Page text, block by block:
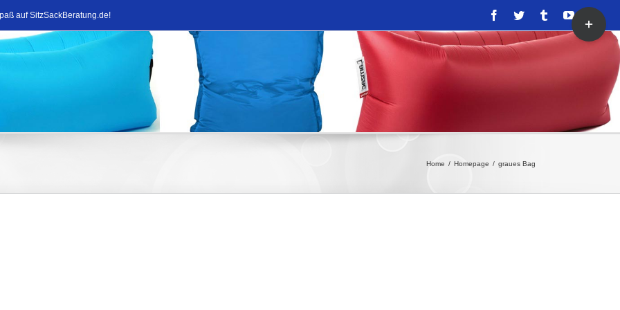
auf SitzSackBeratung.de! Facebook
Twitter TumblrYouTube
Home / Homepage / graues Bag
Toggle
Sliding
Bar